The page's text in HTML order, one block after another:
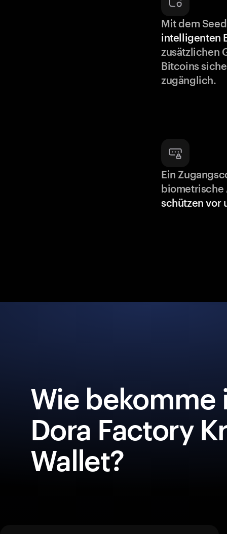
Mit dem
intelligenten
zusätzlichen
Bitcoins
zugänglich.
Ein
biometrische
schützen vor
Wie bekomme
Dora Factory
Wallet?